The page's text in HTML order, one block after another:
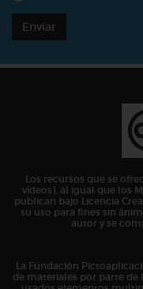
Enviar
Los recursos que se
vídeos), al igual que los
publican bajo Licencia
su uso para fines sin
autor y se
La Fundación
de materiales por parte de